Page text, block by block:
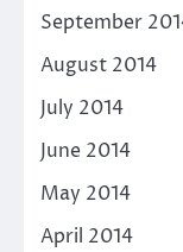
September
August 2014
July 2014
June 2014
May 2014
April 2014